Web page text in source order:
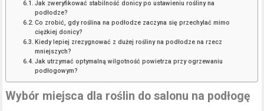
Jak zweryfikować stabilność donicy po ustawieniu rośliny na
podłodze?
Co zrobić, gdy roślina na podłodze zaczyna się przechylać mimo
ciężkiej donicy?
Kiedy lepiej zrezygnować z dużej rośliny na podłodze na rzecz
mniejszych?
Jak utrzymać optymalną wilgotność powietrza przy ogrzewaniu
podłogowym?
Wybór miejsca dla roślin do salonu na podłogę